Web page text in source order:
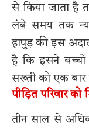
से किया जाता है
लंबे समय तक
हापुड़ की इस
है कि इसने बच्चों
सख्ती को एक बार
पीड़ित परिवार को
तीन साल से